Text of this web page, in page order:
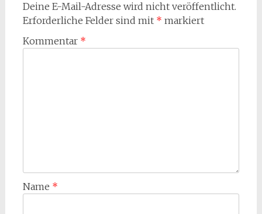
Deine E-Mail-Adresse wird nicht veröffentlicht.
Erforderliche Felder sind mit * markiert
Kommentar *
Name *